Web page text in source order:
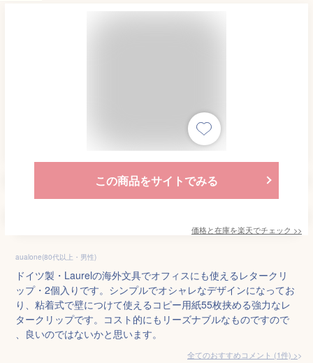
この商品をサイトでみる
価格と在庫を楽天でチェック >>
aualone(80代以上・男性)
ドイツ製・Laurelの海外文具でオフィスにも使えるレタークリ
ップ・2個入りです。シンプルでオシャレなデザインになってお
り、粘着式で壁につけて使えるコピー用紙55枚挟める強力なレ
タークリップです。コスト的にもリーズナブルなものですので
、良いのではないかと思います。
全てのおすすめコメント (1件) >